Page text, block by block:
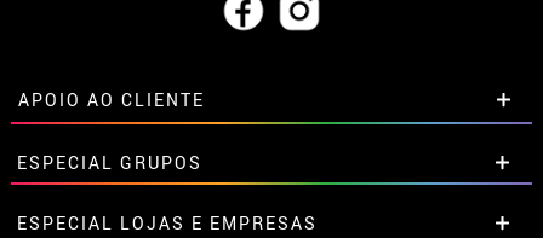
APOIO AO CLIENTE
• Sobre nós
• Condições de venda
• Aviso legal ePrivacidade
ESPECIAL GRUPOS
Descontos especiais para grupos.
ESPECIAL LOJAS E EMPRESAS